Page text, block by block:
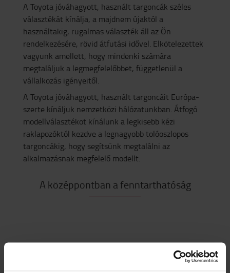
A Toyota jóváhagyott, használt targoncák széles
választékát kínálja, a majdnem újaktól a
használtakig, rugalmas választék áll az Ön
rendelkezésére, rövid átfutási idővel. Elkötelezettek
vagyunk amellett, hogy mindenki számára
megtaláljuk a legmegfelelőbbet, függetlenül a
vállalkozás igényeitől.
A Toyota jóváhagyott, használt targoncáit Európa-
szerte kínáljuk nemzetközi hálózatunkban. Átfogó
modellválasztékot kínálunk a legkisebb kézi
raklapozóktól kezdve a legnagyobb tolóoszlopos
targoncákig, hogy segítsünk megtalálni az
alkalmazásnak megfelelő modellt.
A középpontban a fenntarthatóság